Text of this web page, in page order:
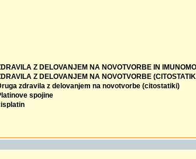
Z DELOVANJEM NA NOVOTVORBE IN
Z DELOVANJEM NA NOVOTVORBE
zdravila z delovanjem na novotvorbe (citostatiki)
spojine